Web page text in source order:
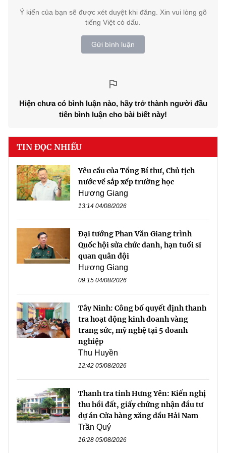
Ý kiến của bạn sẽ được xét duyệt khi đăng. Xin vui lòng gõ
tiếng Việt có dấu.
Gửi bình luận
Hiện chưa có bình luận nào, hãy trở thành người đầu
tiên bình luận cho bài biết này!
TIN ĐỌC NHIỀU
Yêu cầu của Tổng Bí thư, Chủ tịch
nước về sắp xếp trường học
Hương Giang
13:14 04/08/2026
Đại tướng Phan Văn Giang trình
Quốc hội sửa chức danh, hạn tuổi sĩ
quan quân đội
Hương Giang
09:15 04/08/2026
Tây Ninh: Công bố quyết định thanh
tra hoạt động kinh doanh vàng
trang sức, mỹ nghệ tại 5 doanh
nghiệp
Thu Huyền
12:42 05/08/2026
Thanh tra tỉnh Hưng Yên: Kiến nghị
thu hồi đất, giấy chứng nhận đầu tư
dự án Cửa hàng xăng dầu Hải Nam
Trần Quý
16:28 05/08/2026